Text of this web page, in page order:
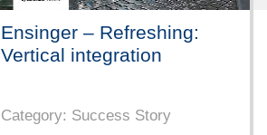
Ensinger – Refreshing:
Vertical integration
Category: Success Story